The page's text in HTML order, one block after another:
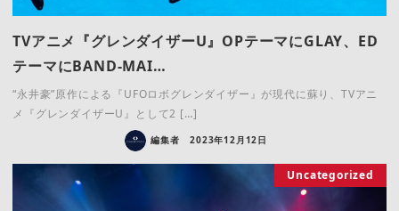
TVアニメ『グレンダイザーU』OPテーマにGLAY、ED
テーマにBAND-MAI…
“永井豪”原作による『UFOロボグレンダイザー』が現代に蘇り、TVアニ
メ『グレンダイザーU』として2 […]
編集者 2023年12月12日
Uncategorized